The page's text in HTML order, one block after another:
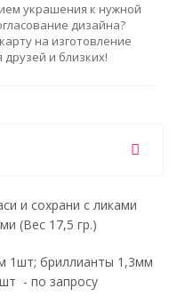
украшения к нужной
дизайна?
на изготовление
и близких!
и сохрани с ликами
(Вес 17,5 гр.)
1шт; бриллианты 1,3мм
- по запросу